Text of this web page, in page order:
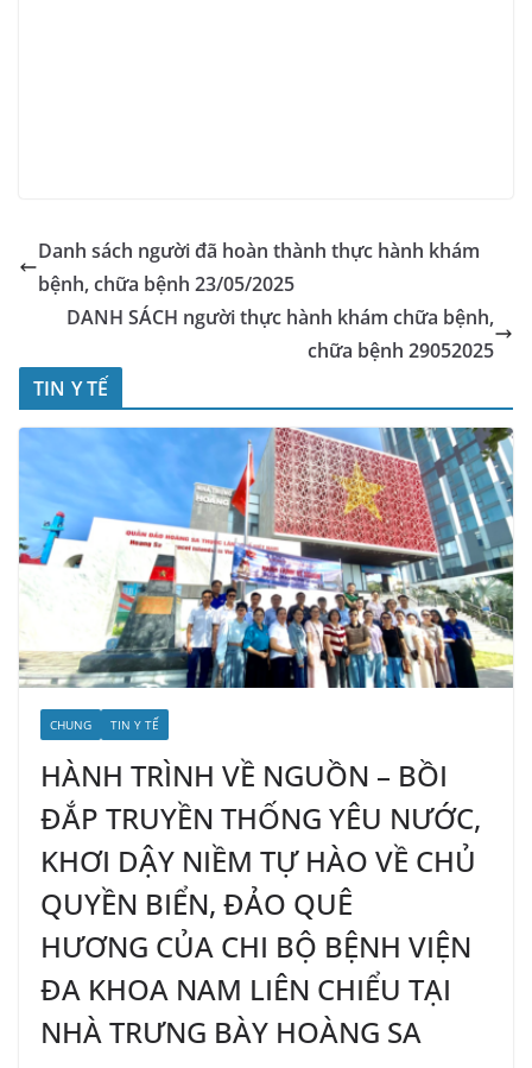
Danh sách người đã hoàn thành thực hành khám
bệnh, chữa bệnh 23/05/2025
DANH SÁCH người thực hành khám chữa bệnh,
chữa bệnh 29052025
TIN Y TẾ
CHUNG TIN Y TẾ
HÀNH TRÌNH VỀ NGUỒN – BỒI
ĐẮP TRUYỀN THỐNG YÊU NƯỚC,
KHƠI DẬY NIỀM TỰ HÀO VỀ CHỦ
QUYỀN BIỂN, ĐẢO QUÊ
HƯƠNG CỦA CHI BỘ BỆNH VIỆN
ĐA KHOA NAM LIÊN CHIỂU TẠI
NHÀ TRƯNG BÀY HOÀNG SA